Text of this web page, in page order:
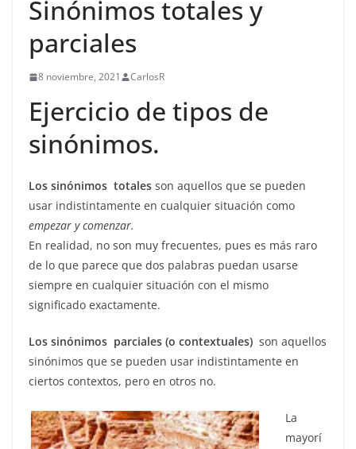
Sinónimos totales y
parciales
8 noviembre, 2021 CarlosR
Ejercicio de tipos de
sinónimos.
Los sinónimos totales son aquellos que se pueden
usar indistintamente en cualquier situación como
empezar y comenzar.
En realidad, no son muy frecuentes, pues es más raro
de lo que parece que dos palabras puedan usarse
siempre en cualquier situación con el mismo
significado exactamente.
Los sinónimos parciales (o contextuales) son aquellos
sinónimos que se pueden usar indistintamente en
ciertos contextos, pero en otros no.
La
mayorí